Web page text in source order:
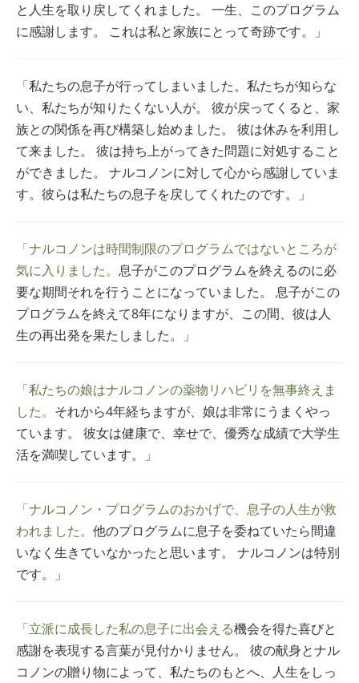
と人生を取り戻してくれました。 一生、このプログラム
に感謝します。 これは私と家族にとって奇跡です。」
「私たちの息子が行ってしまいました。私たちが知らな
い、私たちが知りたくない人が。 彼が戻ってくると、家
族との関係を再び構築し始めました。 彼は休みを利用し
て来ました。 彼は持ち上がってきた問題に対処すること
ができました。 ナルコノンに対して心から感謝していま
す。彼らは私たちの息子を戻してくれたのです。」
「ナルコノンは時間制限のプログラムではないところが
気に入りました。 息子がこのプログラムを終えるのに必
要な期間それを行うことになっていました。 息子がこの
プログラムを終えて8年になりますが、この間、彼は人
生の再出発を果たしました。」
「私たちの娘はナルコノンの薬物リハビリを無事終えま
した。 それから4年経ちますが、娘は非常にうまくやっ
ています。 彼女は健康で、幸せで、優秀な成績で大学生
活を満喫しています。」
「ナルコノン・プログラムのおかげで、息子の人生が救
われました。 他のプログラムに息子を委ねていたら間違
いなく生きていなかったと思います。 ナルコノンは特別
です。」
「立派に成長した私の息子に出会える機会を得た喜びと
感謝を表現する言葉が見付かりません。 彼の献身とナル
コノンの贈り物によって、私たちのもとへ、人生をしっ